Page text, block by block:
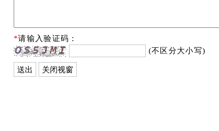
*请输入验证码：
(不区分大小写)